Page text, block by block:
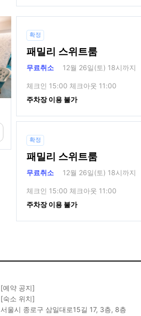
확정
패밀리 스위트룸
무료취소 12월 26일(토) 18시까지
체크인 15:00 체크아웃 11:00
주차장 이용 불가
확정
패밀리 스위트룸
무료취소 12월 26일(토) 18시까지
체크인 15:00 체크아웃 11:00
주차장 이용 불가
[예약 공지]
[숙소 위치]
서울시 종로구 삼일대로15길 17, 3층, 8층